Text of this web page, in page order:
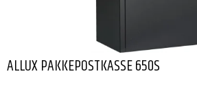
ALLUX PAKKEPOSTKASSE 650S